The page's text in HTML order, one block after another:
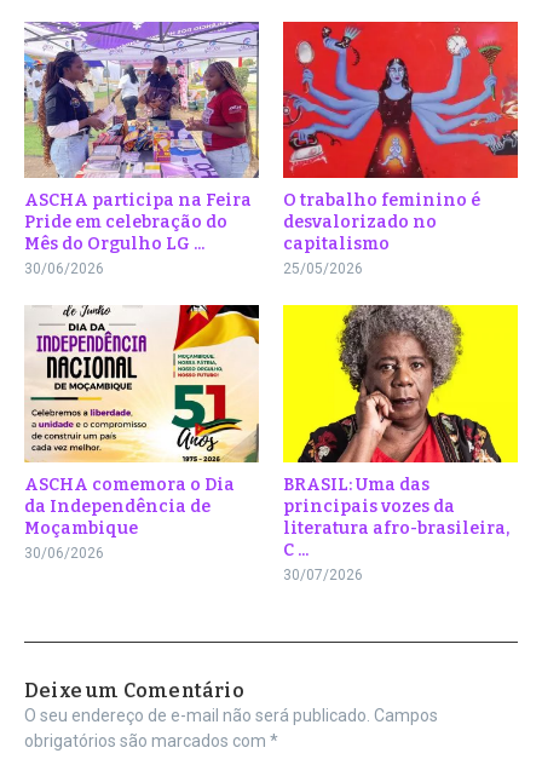
ASCHA participa na Feira
Pride em celebração do
Mês do Orgulho LG ...
30/06/2026
O trabalho feminino é
desvalorizado no
capitalismo
25/05/2026
ASCHA comemora o Dia
da Independência de
Moçambique
30/06/2026
BRASIL: Uma das
principais vozes da
literatura afro-brasileira,
C ...
30/07/2026
Deixe um Comentário
O seu endereço de e-mail não será publicado. Campos
obrigatórios são marcados com *